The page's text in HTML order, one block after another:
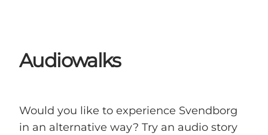
Shopping in Svendborg
Accommodation
Audiowalks
Would you like to experience Svendborg
in an alternative way? Try an audio story